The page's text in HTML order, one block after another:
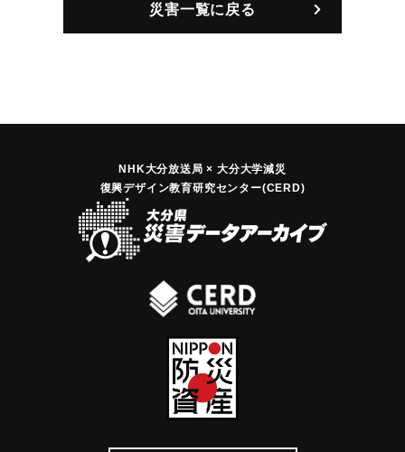
災害一覧に戻る
NHK大分放送局 × 大分大学減災
復興デザイン教育研究センター(CERD)